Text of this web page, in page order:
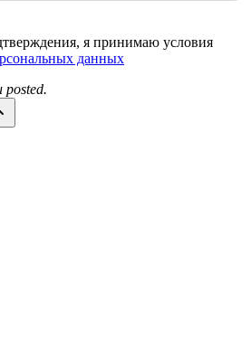
я принимаю условия
данных
posted.